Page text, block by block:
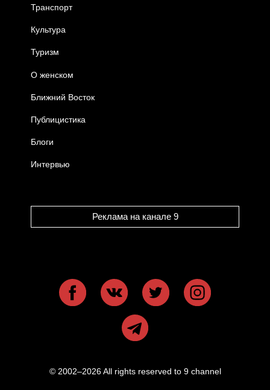
Транспорт
Культура
Туризм
О женском
Ближний Восток
Публицистика
Блоги
Интервью
Реклама на канале 9
© 2002–2026 All rights reserved to 9 channel